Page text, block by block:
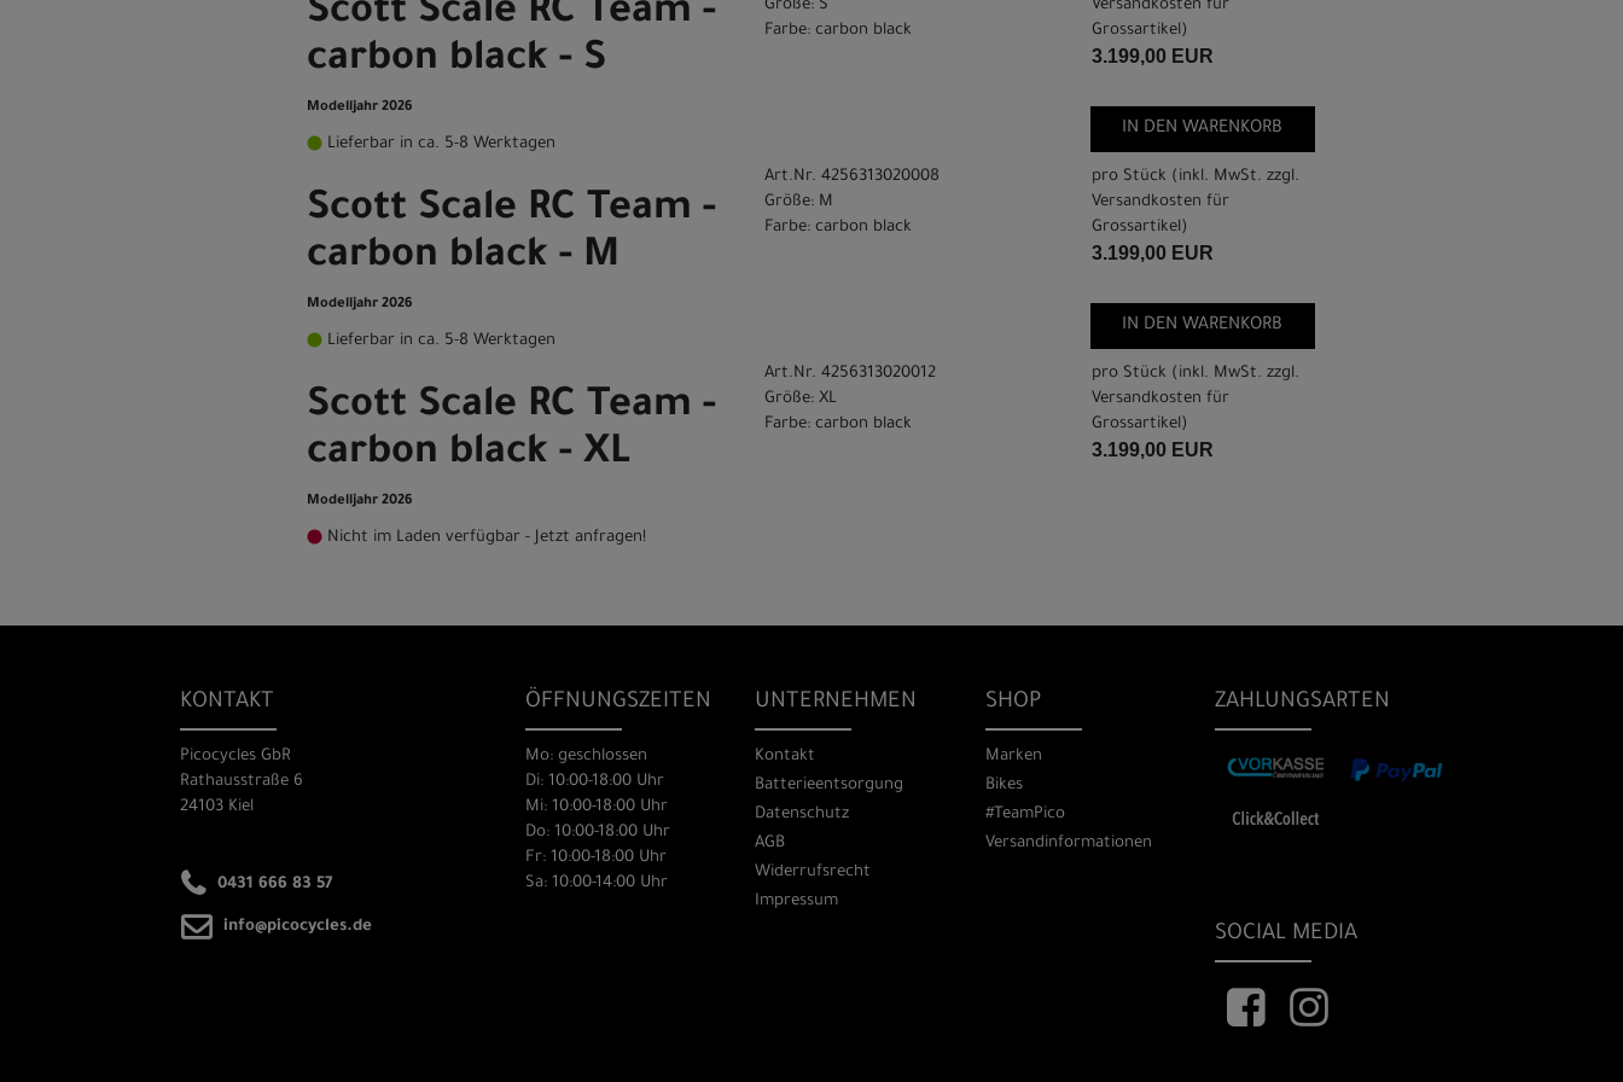
Scott Scale RC Team -
carbon black - S
Modelljahr 2026
Lieferbar in ca. 5-8 Werktagen
Größe: S
Farbe: carbon black
Versandkosten für
Grossartikel )
3.199,00 EUR
IN DEN WARENKORB
Scott Scale RC Team -
carbon black - M
Modelljahr 2026
Lieferbar in ca. 5-8 Werktagen
Art.Nr. 4256313020008
Größe: M
Farbe: carbon black
pro Stück (inkl. MwSt. zzgl.
Versandkosten für
Grossartikel )
3.199,00 EUR
IN DEN WARENKORB
Scott Scale RC Team -
carbon black - XL
Modelljahr 2026
Nicht im Laden verfügbar - Jetzt anfragen!
Art.Nr. 4256313020012
Größe: XL
Farbe: carbon black
pro Stück (inkl. MwSt. zzgl.
Versandkosten für
Grossartikel )
3.199,00 EUR
KONTAKT
Picocycles GbR
Rathausstraße 6
24103 Kiel
0431 666 83 57
info@picocycles.de
ÖFFNUNGSZEITEN
Mo: geschlossen
Di: 10:00-18:00 Uhr
Mi: 10:00-18:00 Uhr
Do: 10:00-18:00 Uhr
Fr: 10:00-18:00 Uhr
Sa: 10:00-14:00 Uhr
UNTERNEHMEN
Kontakt
Batterieentsorgung
Datenschutz
AGB
Widerrufsrecht
Impressum
SHOP
Marken
Bikes
#TeamPico
Versandinformationen
ZAHLUNGSARTEN
SOCIAL MEDIA